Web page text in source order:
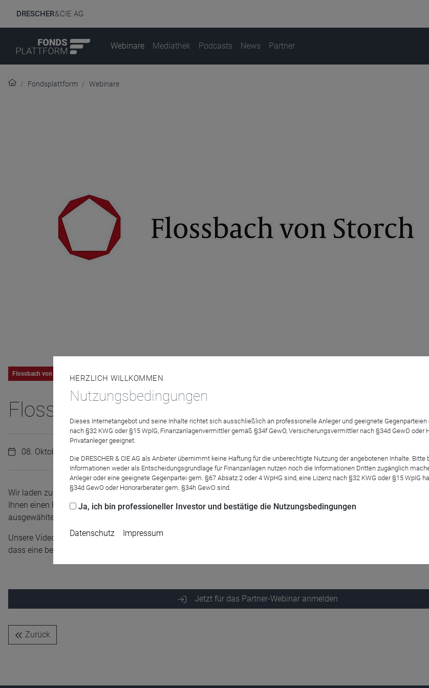
DRESCHER& CIE AG
Webinare Mediathek Podcasts News Partner
Fondsplattform Webinare
Flossbach von Storch
Flossbach von Storch: Fonds-Update-Call
08. Oktober 2024 | 10:30 Uhr
Wir laden zu unserem Flossbach von Storch - Fonds-Update-Call am
Ihnen einen Rückblick und Ausblick zur Portfolio Positionierung unserer Flossbach von Storch – Multiple
ausgewählter Fondsstrategien.
Unsere Videokonferenz richtet sich ausschließlich an institutionelle Investoren sowie professionelle Anlageberater.
dass eine begrenzte Anmeldekapazität vorliegt. Sichern Sie sich frühzeitig Ihren Platz. Wir freuen uns auf Sie!
Jetzt für das Partner-Webinar anmelden
Zurück
HERZLICH WILLKOMMEN
Nutzungsbedingungen
Dieses Internetangebot und seine Inhalte richtet sich ausschließlich an professionelle Anleger und geeignete
nach §32 KWG oder §15 WplG, Finanzanlagenvermittler gemäß §34f GewO, Versicherungsvermittler nach §34d GewO
Privatanleger geeignet.
Die DRESCHER & CIE AG als Anbieter übernimmt keine Haftung für die unberechtigte Nutzung der angebotenen Inhalte.
Informationen weder als Entscheidungsgrundlage für Finanzanlagen nutzen noch die Informationen Dritten zugänglich
Anleger oder eine geeignete Gegenpartei gem. §67 Absatz 2 oder 4 WpHG sind, eine Lizenz nach §32 KWG oder §15 WpIG
§34d GewO oder Honorarberater gem. §34h GewO sind.
Ja, ich bin professioneller Investor und bestätige die Nutzungsbedingungen
Datenschutz Impressum
Name
CPref